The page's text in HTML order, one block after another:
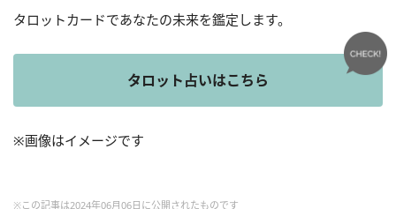
タロットカードであなたの未来を鑑定します。
タロット占いはこちら
※画像はイメージです
※この記事は2024年06月06日に公開されたものです